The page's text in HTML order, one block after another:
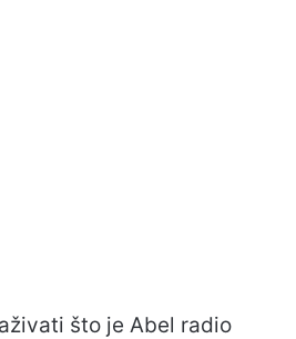
što je Abel radio